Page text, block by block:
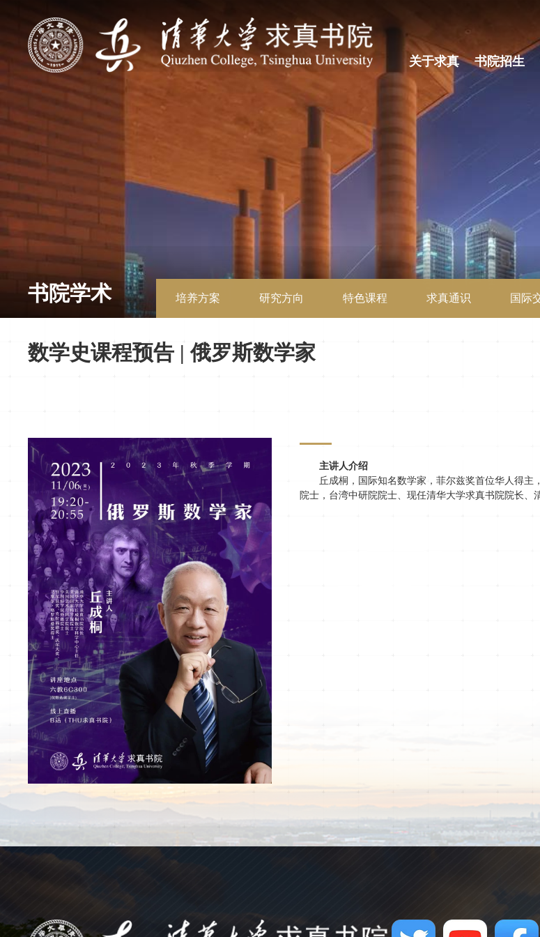
关于求真 书院招生
书院学术 培养方案 研究方向 特色课程 求真通识 国际
数学史课程预告 | 俄罗斯数学家
主讲人介绍
丘成桐，国际知名数学家，菲尔兹奖首位华人得
院士，台湾中研院院士、现任清华大学求真书院院长、